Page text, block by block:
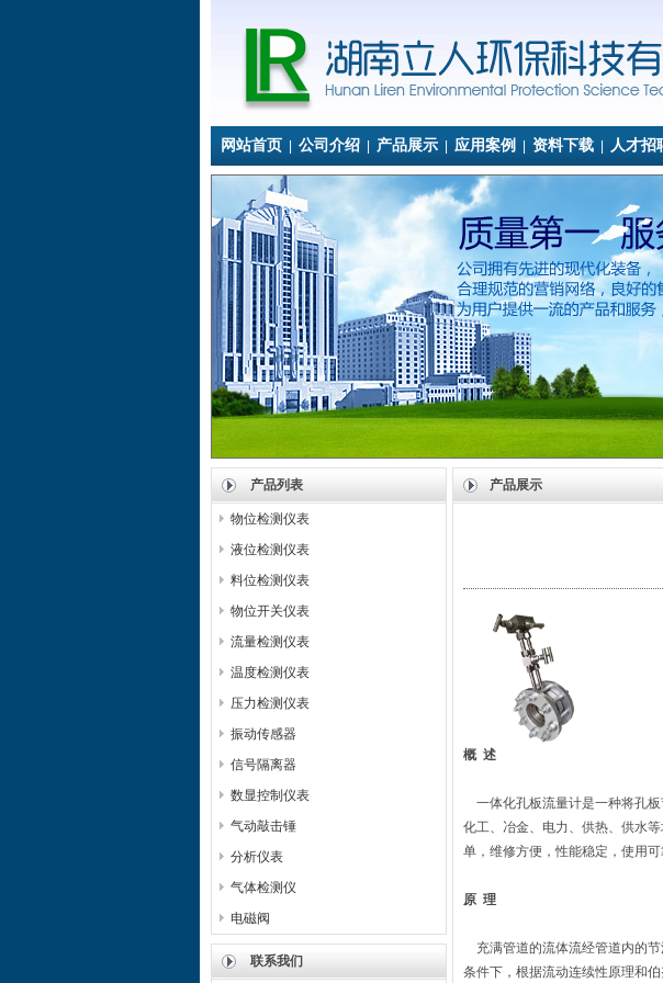
网站首页 公司介绍 产品展示 应用案例 资料下载 人才招
产品列表
物位检测仪表
液位检测仪表
料位检测仪表
物位开关仪表
流量检测仪表
温度检测仪表
压力检测仪表
振动传感器
信号隔离器
数显控制仪表
气动敲击锤
分析仪表
气体检测仪
电磁阀
联系我们
产品展示
概 述
一体化孔板流量计是一种将孔板
化工、冶金、电力、供热、供水
单，维修方便，性能稳定，使用可
原 理
充满管道的流体流经管道内的节
条件下，根据流动连续性原理和